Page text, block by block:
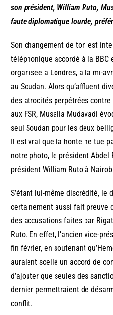
son président, William Ruto,
faute diplomatique lourde,
Son changement de ton est
téléphonique accordé à la BBC
organisée à Londres, à la mi-
au Soudan. Alors qu’affluent
des atrocités perpétrées
aux FSR, Musalia Mudavadi
seul Soudan pour les deux
Il est vrai que la honte ne tue
notre photo, le président Abdel
président William Ruto à
S’étant lui-même discrédité, le
certainement aussi fait preuve
des accusations faites par
Ruto. En effet, l’ancien vice-
fin février, en soutenant
auraient scellé un accord de
d’ajouter que seules des
dernier permettraient de
conflit.